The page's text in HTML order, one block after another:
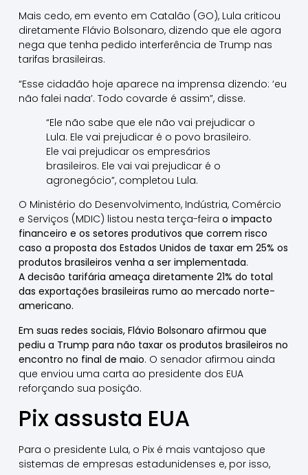
Mais cedo, em evento em Catalão (GO), Lula criticou
diretamente Flávio Bolsonaro, dizendo que ele agora
nega que tenha pedido interferência de Trump nas
tarifas brasileiras.
“Esse cidadão hoje aparece na imprensa dizendo: ‘eu
não falei nada’. Todo covarde é assim”, disse.
“Ele não sabe que ele não vai prejudicar o
Lula. Ele vai prejudicar é o povo brasileiro.
Ele vai prejudicar os empresários
brasileiros. Ele vai vai prejudicar é o
agronegócio”, completou Lula.
O Ministério do Desenvolvimento, Indústria, Comércio
e Serviços (MDIC) listou nesta terça-feira o impacto
financeiro e os setores produtivos que correm risco
caso a proposta dos Estados Unidos de taxar em 25% os
produtos brasileiros venha a ser implementada.
A decisão tarifária ameaça diretamente 21% do total
das exportações brasileiras rumo ao mercado norte-
americano.
Em suas redes sociais, Flávio Bolsonaro afirmou que
pediu a Trump para não taxar os produtos brasileiros no
encontro no final de maio. O senador afirmou ainda
que enviou uma carta ao presidente dos EUA
reforçando sua posição.
Pix assusta EUA
Para o presidente Lula, o Pix é mais vantajoso que
sistemas de empresas estadunidenses e, por isso,